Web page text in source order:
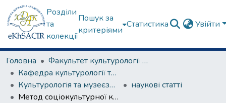
Розділи
та
колекції
Пошук за
критеріями
Статистика Увійти
Головна
Факультет культурології та соціальних комунікацій
Кафедра культурології та музеєзнавства
Культурологія та музеєзнавство
наукові статті
Метод соціокультурної каузальності в процесах розбудови культурології як науки